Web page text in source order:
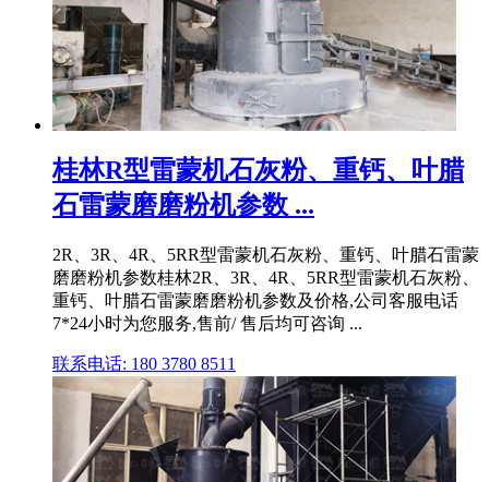
桂林R型雷蒙机石灰粉、重钙、叶腊
石雷蒙磨磨粉机参数 ...
2R、3R、4R、5RR型雷蒙机石灰粉、重钙、叶腊石雷蒙
磨磨粉机参数桂林2R、3R、4R、5RR型雷蒙机石灰粉、
重钙、叶腊石雷蒙磨磨粉机参数及价格,公司客服电话
7*24小时为您服务,售前/ 售后均可咨询 ...
联系电话: 180 3780 8511